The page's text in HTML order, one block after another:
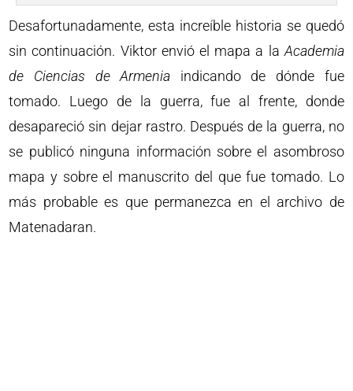
Desafortunadamente, esta increíble historia se quedó
sin continuación. Viktor envió el mapa a la Academia
de Ciencias de Armenia indicando de dónde fue
tomado. Luego de la guerra, fue al frente, donde
desapareció sin dejar rastro. Después de la guerra, no
se publicó ninguna información sobre el asombroso
mapa y sobre el manuscrito del que fue tomado. Lo
más probable es que permanezca en el archivo de
Matenadaran.